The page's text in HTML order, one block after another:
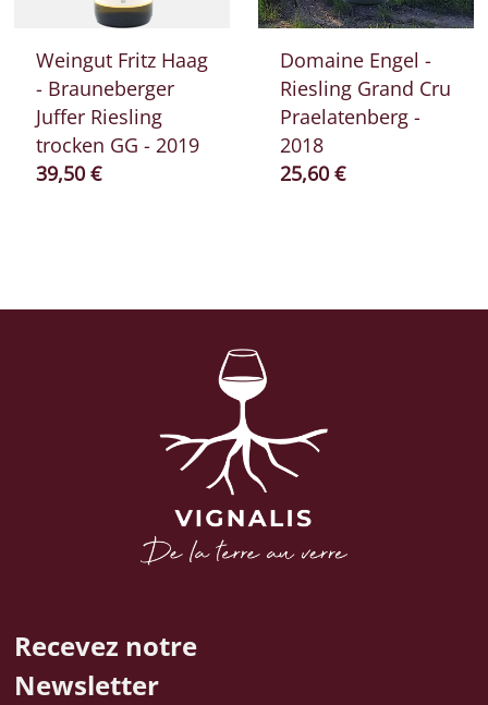
Weingut Fritz Haag
- Brauneberger
Juffer Riesling
trocken GG - 2019
Prix ​​actuel
39,50 €
Domaine Engel -
Riesling Grand Cru
Praelatenberg -
2018
Prix ​​actuel
25,60 €
Recevez notre
Newsletter